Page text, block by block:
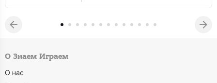
О Знаем Играем
О нас